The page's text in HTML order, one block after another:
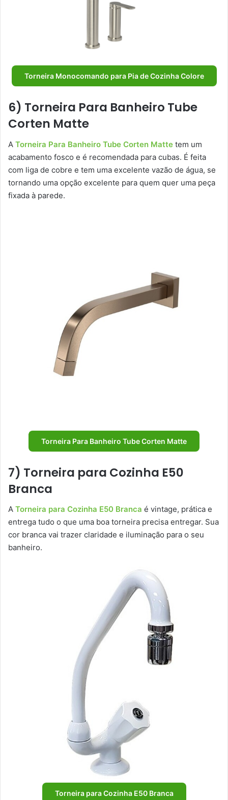
Torneira Monocomando para Pia de Cozinha Colore
6) Torneira Para Banheiro Tube
Corten Matte
A Torneira Para Banheiro Tube Corten Matte tem um
acabamento fosco e é recomendada para cubas. É feita
com liga de cobre e tem uma excelente vazão de água, se
tornando uma opção excelente para quem quer uma peça
fixada à parede.
Torneira Para Banheiro Tube Corten Matte
7) Torneira para Cozinha E50
Branca
A Torneira para Cozinha E50 Branca é vintage, prática e
entrega tudo o que uma boa torneira precisa entregar. Sua
cor branca vai trazer claridade e iluminação para o seu
banheiro.
Torneira para Cozinha E50 Branca